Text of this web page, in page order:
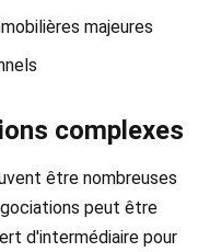
majeures
complexes
être nombreuses
peut être
d'intermédiaire pour